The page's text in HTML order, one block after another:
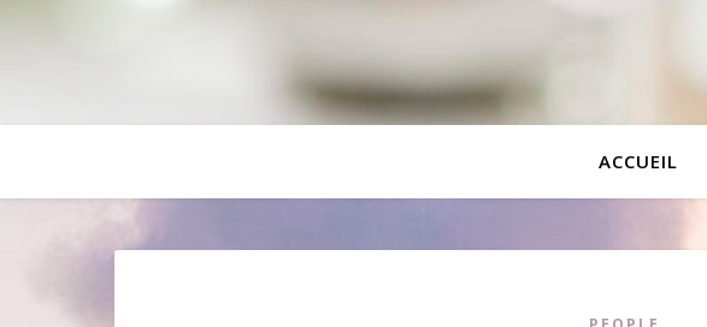
ACCUEIL